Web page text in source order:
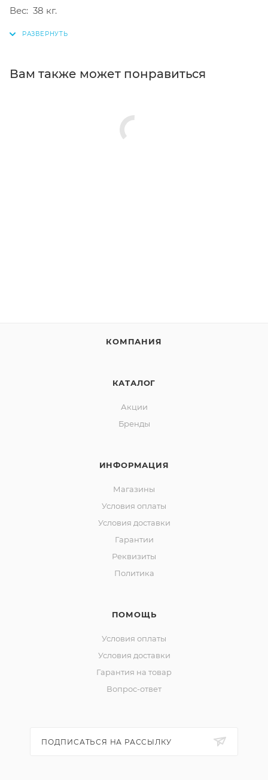
Вес: 38 кг.
Вам также может понравиться
КОМПАНИЯ
КАТАЛОГ
Акции
Бренды
ИНФОРМАЦИЯ
Магазины
Условия оплаты
Условия доставки
Гарантии
Реквизиты
Политика
ПОМОЩЬ
Условия оплаты
Условия доставки
Гарантия на товар
Вопрос-ответ
ПОДПИСАТЬСЯ НА РАССЫЛКУ